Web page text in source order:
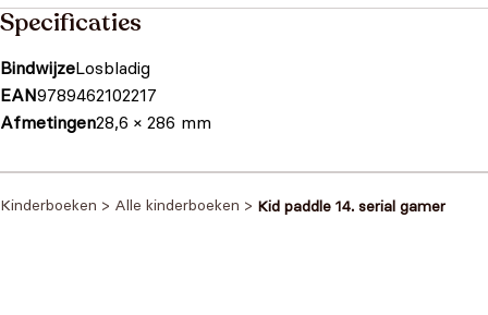
Specificaties
BindwijzeLosbladig
EAN9789462102217
Afmetingen28,6 × 286 mm
Kinderboeken > Alle kinderboeken > Kid paddle 14. serial gamer